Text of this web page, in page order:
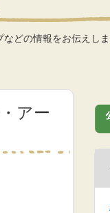
どの情報をお伝えしま
アー